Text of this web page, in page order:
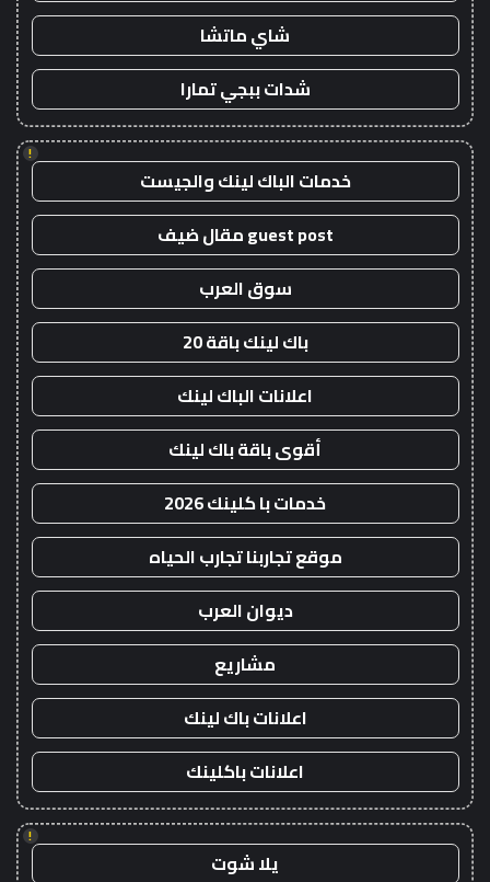
شاي ماتشا
شدات ببجي تمارا
!
خدمات الباك لينك والجيست
guest post مقال ضيف
سوق العرب
باك لينك باقة 20
اعلانات الباك لينك
أقوى باقة باك لينك
خدمات با كلينك 2026
موقع تجاربنا تجارب الحياه
ديوان العرب
مشاريع
اعلانات باك لينك
اعلانات باكلينك
!
يلا شوت